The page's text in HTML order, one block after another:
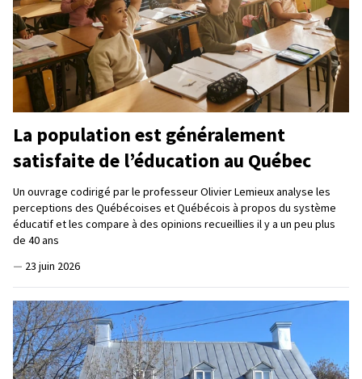
La population est généralement
satisfaite de l’éducation au Québec
Un ouvrage codirigé par le professeur Olivier Lemieux analyse les
perceptions des Québécoises et Québécois à propos du système
éducatif et les compare à des opinions recueillies il y a un peu plus
de 40 ans
— 23 juin 2026